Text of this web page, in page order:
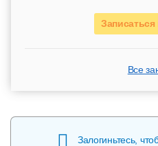
Записаться
Все
Залогиньтесь,